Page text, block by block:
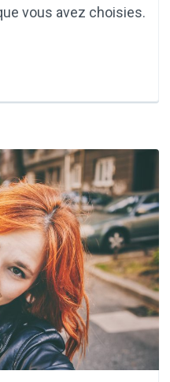
vous avez choisies.